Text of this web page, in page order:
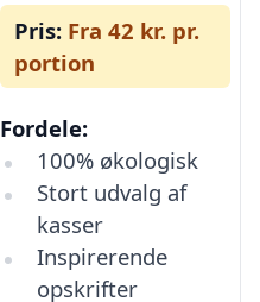
Pris: Fra 42 kr. pr.
portion
Fordele:
100% økologisk
Stort udvalg af
kasser
Inspirerende
opskrifter